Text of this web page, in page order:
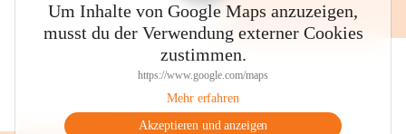
Um Inhalte von Google Maps anzuzeigen,
musst du der Verwendung externer Cookies
zustimmen.
https://www.google.com/maps
Mehr erfahren
Akzeptieren und anzeigen